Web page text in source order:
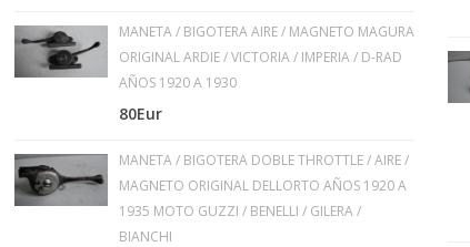
MANETA / BIGOTERA AIRE / MAGNETO MAGURA
ORIGINAL ARDIE / VICTORIA / IMPERIA / D-RAD
AÑOS 1920 A 1930
80Eur
MANETA / BIGOTERA DOBLE THROTTLE / AIRE /
MAGNETO ORIGINAL DELLORTO AÑOS 1920 A
1935 MOTO GUZZI / BENELLI / GILERA /
BIANCHI